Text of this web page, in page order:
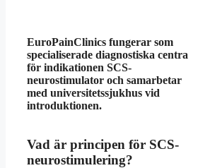
EuroPainClinics fungerar som
specialiserade diagnostiska centra
för indikationen SCS-
neurostimulator och samarbetar
med universitetssjukhus vid
introduktionen.
Vad är principen för SCS-
neurostimulering?